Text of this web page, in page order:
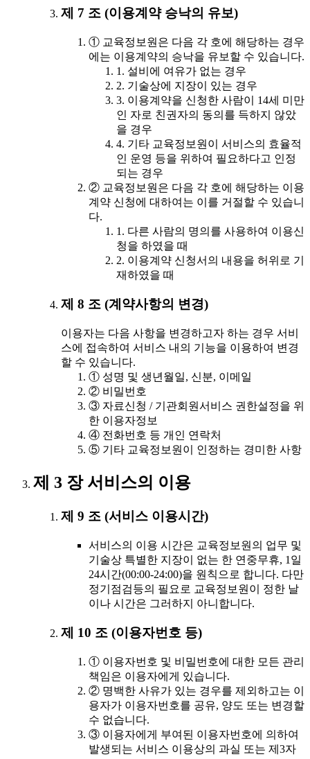
제 7 조 (이용계약 승낙의 유보)
① 교육정보원은 다음 각 호에 해당하는 경우
에는 이용계약의 승낙을 유보할 수 있습니다.
1. 설비에 여유가 없는 경우
2. 기술상에 지장이 있는 경우
3. 이용계약을 신청한 사람이 14세 미만
인 자로 친권자의 동의를 득하지 않았
을 경우
4. 기타 교육정보원이 서비스의 효율적
인 운영 등을 위하여 필요하다고 인정
되는 경우
② 교육정보원은 다음 각 호에 해당하는 이용
계약 신청에 대하여는 이를 거절할 수 있습니
다.
1. 다른 사람의 명의를 사용하여 이용신
청을 하였을 때
2. 이용계약 신청서의 내용을 허위로 기
재하였을 때
제 8 조 (계약사항의 변경)
이용자는 다음 사항을 변경하고자 하는 경우 서비
스에 접속하여 서비스 내의 기능을 이용하여 변경
할 수 있습니다.
① 성명 및 생년월일, 신분, 이메일
② 비밀번호
③ 자료신청 / 기관회원서비스 권한설정을 위
한 이용자정보
④ 전화번호 등 개인 연락처
⑤ 기타 교육정보원이 인정하는 경미한 사항
제 3 장 서비스의 이용
제 9 조 (서비스 이용시간)
서비스의 이용 시간은 교육정보원의 업무 및
기술상 특별한 지장이 없는 한 연중무휴, 1일
24시간(00:00-24:00)을 원칙으로 합니다. 다만
정기점검등의 필요로 교육정보원이 정한 날
이나 시간은 그러하지 아니합니다.
제 10 조 (이용자번호 등)
① 이용자번호 및 비밀번호에 대한 모든 관리
책임은 이용자에게 있습니다.
② 명백한 사유가 있는 경우를 제외하고는 이
용자가 이용자번호를 공유, 양도 또는 변경할
수 없습니다.
③ 이용자에게 부여된 이용자번호에 의하여
발생되는 서비스 이용상의 과실 또는 제3자